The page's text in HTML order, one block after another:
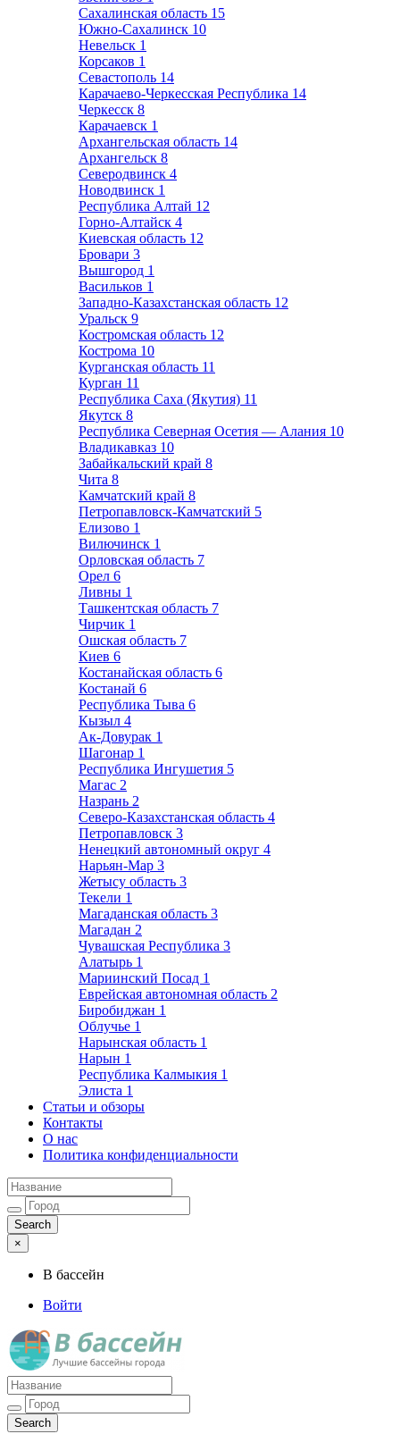
Сахалинская область 15
Южно-Сахалинск 10
Невельск 1
Корсаков 1
Севастополь 14
Карачаево-Черкесская Республика 14
Черкесск 8
Карачаевск 1
Архангельская область 14
Архангельск 8
Северодвинск 4
Новодвинск 1
Республика Алтай 12
Горно-Алтайск 4
Киевская область 12
Бровари 3
Вышгород 1
Васильков 1
Западно-Казахстанская область 12
Уральск 9
Костромская область 12
Кострома 10
Курганская область 11
Курган 11
Республика Саха (Якутия) 11
Якутск 8
Республика Северная Осетия — Алания 10
Владикавказ 10
Забайкальский край 8
Чита 8
Камчатский край 8
Петропавловск-Камчатский 5
Елизово 1
Вилючинск 1
Орловская область 7
Орел 6
Ливны 1
Ташкентская область 7
Чирчик 1
Ошская область 7
Киев 6
Костанайская область 6
Костанай 6
Республика Тыва 6
Кызыл 4
Ак-Довурак 1
Шагонар 1
Республика Ингушетия 5
Магас 2
Назрань 2
Северо-Казахстанская область 4
Петропавловск 3
Ненецкий автономный округ 4
Нарьян-Мар 3
Жетысу область 3
Текели 1
Магаданская область 3
Магадан 2
Чувашская Республика 3
Алатырь 1
Мариинский Посад 1
Еврейская автономная область 2
Биробиджан 1
Облучье 1
Нарынская область 1
Нарын 1
Республика Калмыкия 1
Элиста 1
Статьи и обзоры
Контакты
О нас
Политика конфиденциальности
×
В бассейн
Войти
Лучшие бассейны города